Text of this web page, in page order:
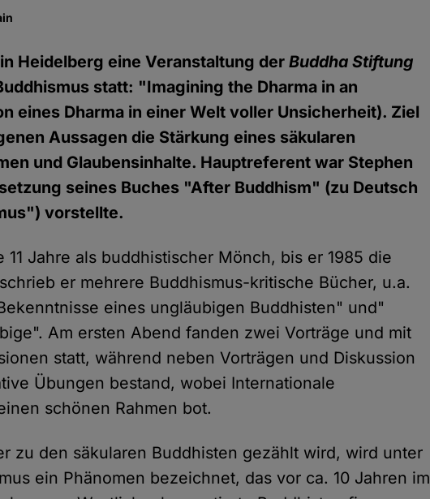
Heidelberg eine Veranstaltung derBuddha Stiftung
statt: "Imagining the Dharma in an
eines Dharma in einer Welt voller Unsicherheit). Ziel
Aussagen die Stärkung eines säkularen
und Glaubensinhalte. Hauptreferent war Stephen
seines Buches "After Buddhism" (zu Deutsch
vorstellte.
Jahre als buddhistischer Mönch, bis er 1985 die
er mehrere Buddhismus-kritische Bücher, u.a.
eines ungläubigen Buddhisten" und"
Am ersten Abend fanden zwei Vorträge und mit
statt, während neben Vorträgen und Diskussion
Übungen bestand, wobei Internationale
schönen Rahmen bot.
zu den säkularen Buddhisten gezählt wird, wird unter
ein Phänomen bezeichnet, das vor ca. 10 Jahren im